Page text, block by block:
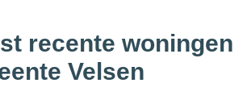
recente woningen
Velsen